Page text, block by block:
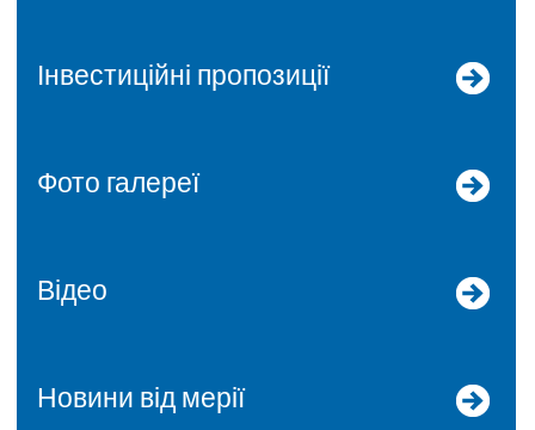
Інвестиційні пропозиції
Фото галереї
Відео
Новини від мерії